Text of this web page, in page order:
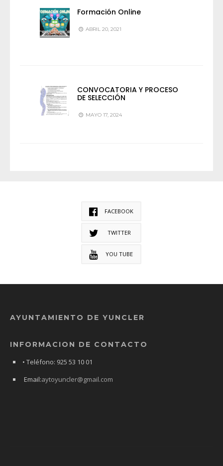
Formación Online
ABRIL 20, 2021
CONVOCATORIA Y PROCESO
DE SELECCIÓN
MAYO 17, 2024
FACEBOOK
TWITTER
YOU TUBE
AYUNTAMIENTO DE YUNCLER
INFORMACION DE CONTACTO
• Teléfono: 925 53 10 01
Email:aytoyuncler@gmail.com